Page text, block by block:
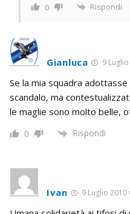
0 Rispondi
Gianluca 9
Se la mia squadra
scandalo, ma
le maglie sono molto belle,
0 Rispondi
Ivan 9 Luglio 2010